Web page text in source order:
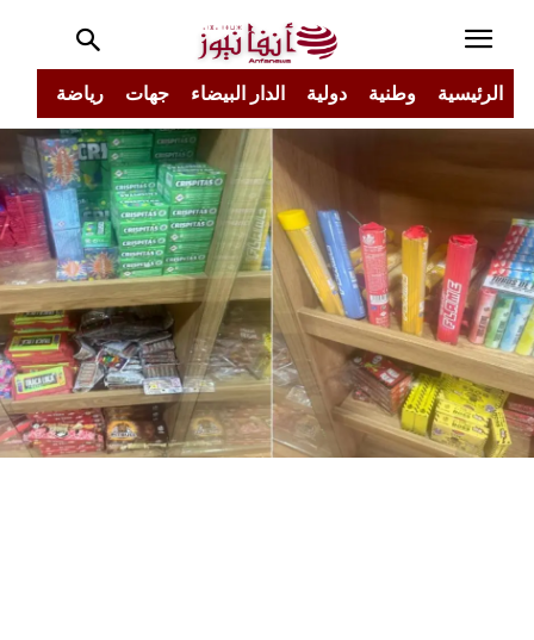
الرئيسية وطنية دولية الدار البيضاء جهات رياضة